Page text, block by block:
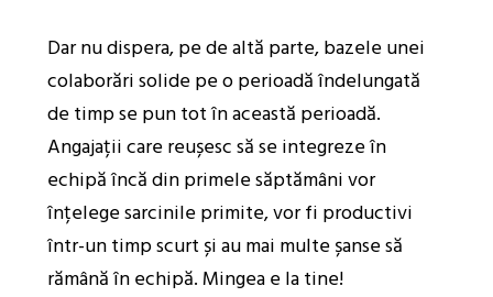
Dar nu dispera, pe de altă parte, bazele unei
colaborări solide pe o perioadă îndelungată
de timp se pun tot în această perioadă.
Angajații care reușesc să se integreze în
echipă încă din primele săptămâni vor
înțelege sarcinile primite, vor fi productivi
într-un timp scurt și au mai multe șanse să
rămână în echipă. Mingea e la tine!